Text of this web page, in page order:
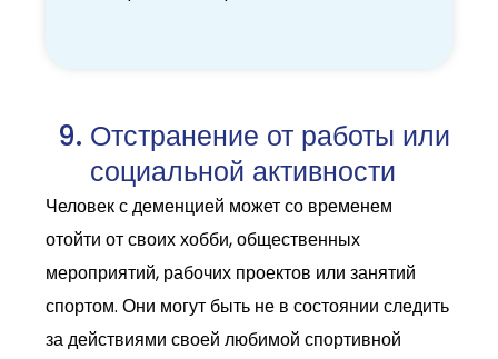
Отстранение от работы или
социальной активности
Человек с деменцией может со временем
отойти от своих хобби, общественных
мероприятий, рабочих проектов или занятий
спортом. Они могут быть не в состоянии следить
за действиями своей любимой спортивной